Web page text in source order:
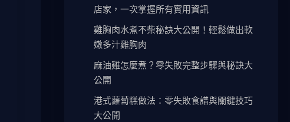
店家，一次掌握所有實用資訊
雞胸肉水煮不柴秘訣大公開！輕鬆做出軟
嫩多汁雞胸肉
麻油雞怎麼煮？零失敗完整步驟與秘訣大
公開
港式蘿蔔糕做法：零失敗食譜與關鍵技巧
大公開